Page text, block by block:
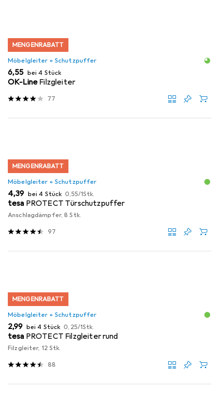
MENGENRABATT
Möbelgleiter + Schutzpuffer
EUR
6,55 bei 4 Stück
OK-Line Filzgleiter
77
MENGENRABATT
Möbelgleiter + Schutzpuffer
EUR
4,39 bei 4 Stück EUR
0,55/1Stk.
tesa PROTECT Türschutzpuffer
Anschlagdämpfer, 8 Stk.
97
MENGENRABATT
Möbelgleiter + Schutzpuffer
EUR
2,99 bei 4 Stück EUR
0,25/1Stk.
tesa PROTECT Filzgleiter rund
Filzgleiter, 12 Stk.
88